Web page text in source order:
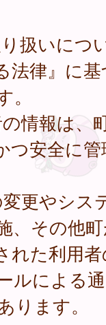
扱いにつ
法律』に
情報は、
つ安全に
更やシス
、その他
れた利用
ルによる
ります。